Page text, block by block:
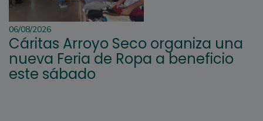
06/08/2026
Cáritas Arroyo Seco organiza una
nueva Feria de Ropa a beneficio
este sábado